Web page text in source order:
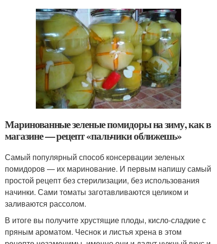
Маринованные зеленые помидоры на зиму, как в
магазине — рецепт «пальчики оближешь»
Самый популярный способ консервации зеленых
помидоров — их маринование. И первым напишу самый
простой рецепт без стерилизации, без использования
начинки. Сами томаты заготавливаются целиком и
заливаются рассолом.
В итоге вы получите хрустящие плоды, кисло-сладкие с
пряным ароматом. Чеснок и листья хрена в этом